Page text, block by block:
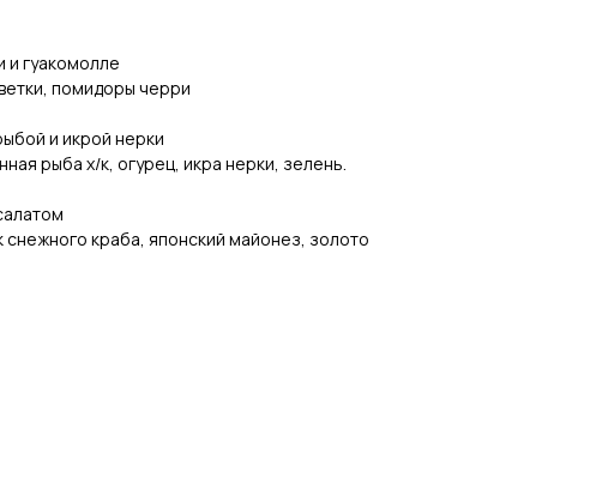
и гуакомолле
помидоры черри
и икрой нерки
рыба х/к, огурец, икра нерки, зелень.
снежного краба, японский майонез, золото